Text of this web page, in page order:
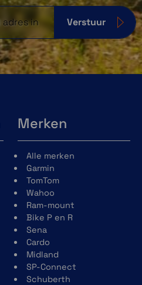
Verstuur
Merken
Alle merken
Garmin
TomTom
Wahoo
Ram-mount
Bike P en R
Sena
Cardo
Midland
SP-Connect
Schuberth